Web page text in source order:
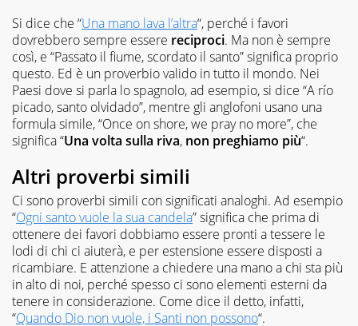
Si dice che “Una mano lava l’altra“, perché i favori
dovrebbero sempre essere reciproci. Ma non è sempre
così, e “Passato il fiume, scordato il santo” significa proprio
questo. Ed è un proverbio valido in tutto il mondo. Nei
Paesi dove si parla lo spagnolo, ad esempio, si dice “A río
picado, santo olvidado”, mentre gli anglofoni usano una
formula simile, “Once on shore, we pray no more”, che
significa “Una volta sulla riva, non preghiamo più“.
Altri proverbi simili
Ci sono proverbi simili con significati analoghi. Ad esempio
“Ogni santo vuole la sua candela” significa che prima di
ottenere dei favori dobbiamo essere pronti a tessere le
lodi di chi ci aiuterà, e per estensione essere disposti a
ricambiare. E attenzione a chiedere una mano a chi sta più
in alto di noi, perché spesso ci sono elementi esterni da
tenere in considerazione. Come dice il detto, infatti,
“Quando Dio non vuole, i Santi non possono“.